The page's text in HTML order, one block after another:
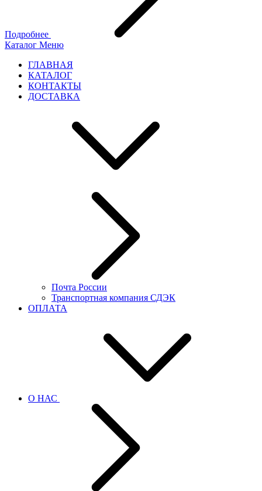
Подробнее
Каталог Меню
ГЛАВНАЯ
КАТАЛОГ
КОНТАКТЫ
ДОСТАВКА
Почта России
Транспортная компания СДЭК
ОПЛАТА
О НАС